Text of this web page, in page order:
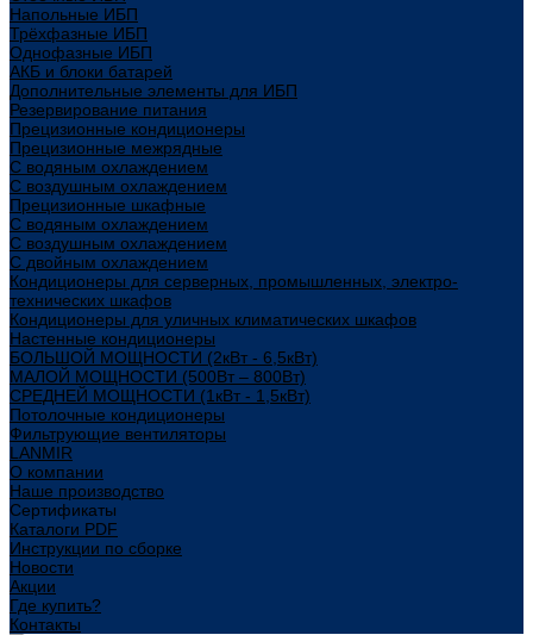
Напольные ИБП
Трёхфазные ИБП
Однофазные ИБП
АКБ и блоки батарей
Дополнительные элементы для ИБП
Резервирование питания
Прецизионные кондиционеры
Прецизионные межрядные
С водяным охлаждением
С воздушным охлаждением
Прецизионные шкафные
С водяным охлаждением
С воздушным охлаждением
С двойным охлаждением
Кондиционеры для серверных, промышленных, электро-
технических шкафов
Кондиционеры для уличных климатических шкафов
Настенные кондиционеры
БОЛЬШОЙ МОЩНОСТИ (2кВт - 6,5кВт)
МАЛОЙ МОЩНОСТИ (500Вт – 800Вт)
СРЕДНЕЙ МОЩНОСТИ (1кВт - 1,5кВт)
Потолочные кондиционеры
Фильтрующие вентиляторы
LANMIR
О компании
Наше производство
Сертификаты
Каталоги PDF
Инструкции по сборке
Новости
Акции
Где купить?
Контакты